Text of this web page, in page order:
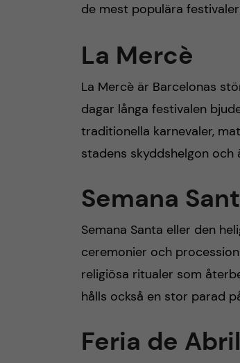
de mest populära
La Mercè
La Mercè är Barcelonas
dagar långa festivalen
traditionella karnevaler,
stadens skyddshelgon och
Semana
Semana Santa eller den
ceremonier och
religiösa ritualer som
hålls också en stor parad
Feria de Abril